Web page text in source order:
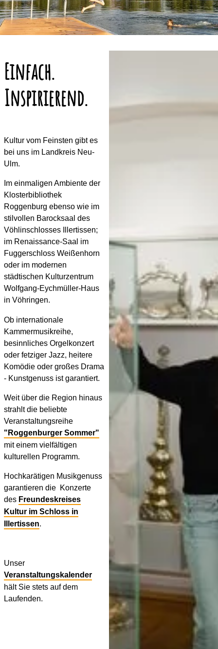
Einfach.
Inspirierend.
Kultur vom Feinsten gibt es
bei uns im Landkreis Neu-
Ulm.
Im einmaligen Ambiente der
Klosterbibliothek
Roggenburg ebenso wie im
stilvollen Barocksaal des
Vöhlinschlosses Illertissen;
im Renaissance-Saal im
Fuggerschloss Weißenhorn
oder im modernen
städtischen Kulturzentrum
Wolfgang-Eychmüller-Haus
in Vöhringen.
Ob internationale
Kammermusikreihe,
besinnliches Orgelkonzert
oder fetziger Jazz, heitere
Komödie oder großes Drama
- Kunstgenuss ist garantiert.
Weit über die Region hinaus
strahlt die beliebte
Veranstaltungsreihe
"Roggenburger Sommer"
mit einem vielfältigen
kulturellen Programm.
Hochkarätigen Musikgenuss
garantieren die Konzerte
des Freundeskreises
Kultur im Schloss in
Illertissen.
Unser
Veranstaltungskalender
hält Sie stets auf dem
Laufenden.